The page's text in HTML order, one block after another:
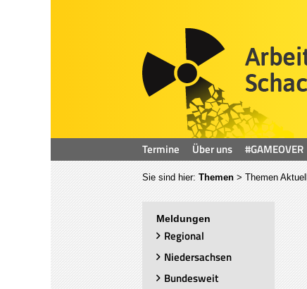
Termine Über uns #GAMEOVER
Sie sind hier: Themen > Themen Aktuell
Meldungen
Regional
Niedersachsen
Bundesweit